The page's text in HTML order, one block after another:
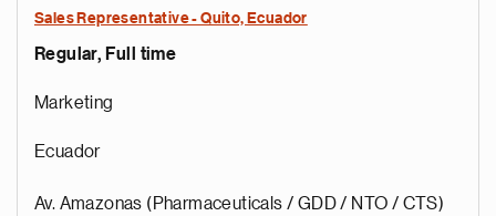
Sales Representative - Quito, Ecuador
Regular, Full time
Marketing
Ecuador
Av. Amazonas (Pharmaceuticals / GDD / NTO / CTS)